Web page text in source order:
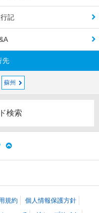
記
先
蘇州
検索
規約
個人情報保護方針